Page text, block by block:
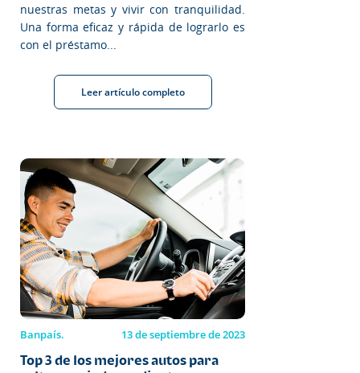
nuestras metas y vivir con tranquilidad.
Una forma eficaz y rápida de lograrlo es
con el préstamo...
Leer artículo completo
Banpaís. 13 de septiembre de 2023
Top 3 de los mejores autos para